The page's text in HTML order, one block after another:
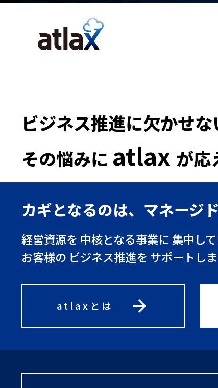
ビジネス推進に欠かせな
その悩みに atlax が応
カギとなるのは、マネージ
経営資源を 中核となる事業に 集中し
お客様の ビジネス推進を サポートしま
atlaxとは arrow_forward